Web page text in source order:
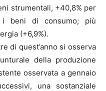
strumentali, +40,8% per
beni di consumo; più
(+6,9%).
di quest’anno si osserva
della produzione
osservata a gennaio
una sostanziale